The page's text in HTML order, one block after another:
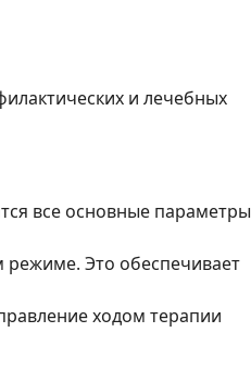
и лечебных
все основные параметры
Это обеспечивает
ходом терапии